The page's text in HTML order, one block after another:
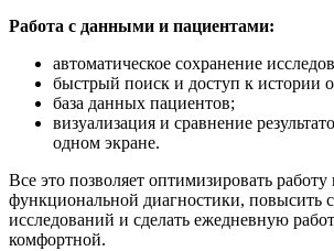
Работа с данными и пациентами:
автоматическое сохранение
быстрый поиск и доступ к истории
база данных пациентов;
визуализация и сравнение
одном экране.
Все это позволяет оптимизировать работу
функциональной диагностики, повысить
исследований и сделать ежедневную
комфортной.